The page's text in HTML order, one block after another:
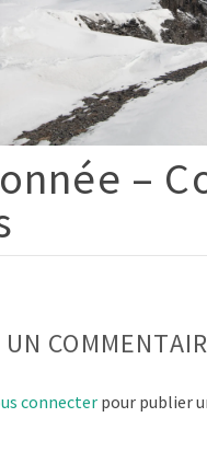
–
connecter pour publier